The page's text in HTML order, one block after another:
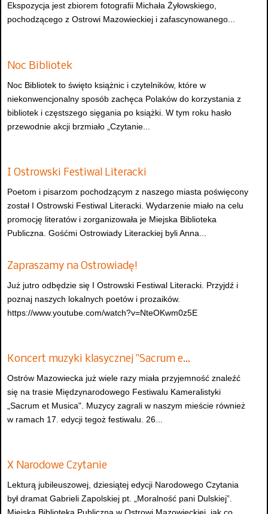
Ekspozycja jest zbiorem fotografii Michała Żyłowskiego,
pochodzącego z Ostrowi Mazowieckiej i zafascynowanego...
Noc Bibliotek
Noc Bibliotek to święto książnic i czytelników, które w
niekonwencjonalny sposób zachęca Polaków do korzystania z
bibliotek i częstszego sięgania po książki. W tym roku hasło
przewodnie akcji brzmiało „Czytanie...
I Ostrowski Festiwal Literacki
Poetom i pisarzom pochodzącym z naszego miasta poświęcony
został I Ostrowski Festiwal Literacki. Wydarzenie miało na celu
promocję literatów i zorganizowała je Miejska Biblioteka
Publiczna. Gośćmi Ostrowiady Literackiej byli Anna...
Zapraszamy na Ostrowiadę!
Już jutro odbędzie się I Ostrowski Festiwal Literacki. Przyjdź i
poznaj naszych lokalnych poetów i prozaików.
https://www.youtube.com/watch?v=NteOKwm0z5E
Koncert muzyki klasycznej "Sacrum e…
Ostrów Mazowiecka już wiele razy miała przyjemność znaleźć
się na trasie Międzynarodowego Festiwalu Kameralistyki
„Sacrum et Musica". Muzycy zagrali w naszym mieście również
w ramach 17. edycji tegoż festiwalu. 26...
X Narodowe Czytanie
Lekturą jubileuszowej, dziesiątej edycji Narodowego Czytania
był dramat Gabrieli Zapolskiej pt. „Moralność pani Dulskiej”.